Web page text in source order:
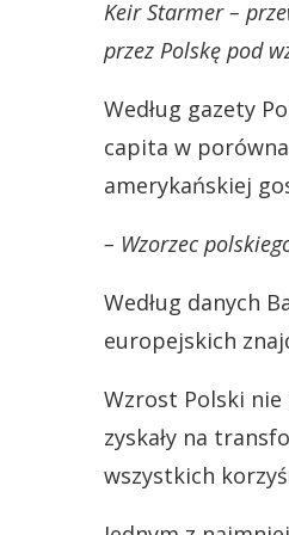
Keir Starmer –
przez Polskę pod
Według gazety
capita w
amerykańskiej
– Wzorzec
Według danych
europejskich
Wzrost Polski nie
zyskały na
wszystkich